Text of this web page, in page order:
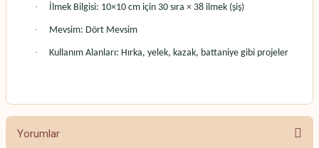
· İlmek Bilgisi: 10×10 cm için 30 sıra × 38 ilmek (şiş)
· Mevsim: Dört Mevsim
· Kullanım Alanları: Hırka, yelek, kazak, battaniye gibi projeler
Yorumlar